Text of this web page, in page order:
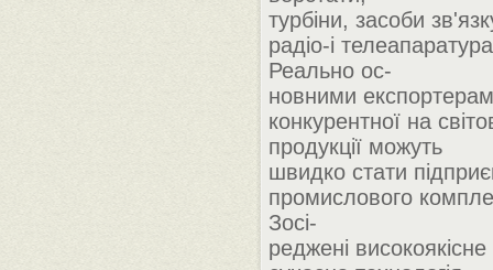
турбіни, засоби
радіо-і
Реально ос-
новними
конкурентної на
продукції можуть
швидко стати
промислового
Зосі-
реджені